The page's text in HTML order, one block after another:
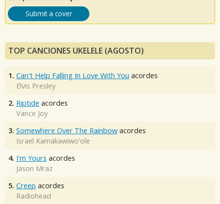
Submit a cover
TOP CANCIONES UKELELE (AGOSTO)
1. Can't Help Falling In Love With You acordes
Elvis Presley
2. Riptide acordes
Vance Joy
3. Somewhere Over The Rainbow acordes
Israel Kamakawiwo'ole
4. I'm Yours acordes
Jason Mraz
5. Creep acordes
Radiohead